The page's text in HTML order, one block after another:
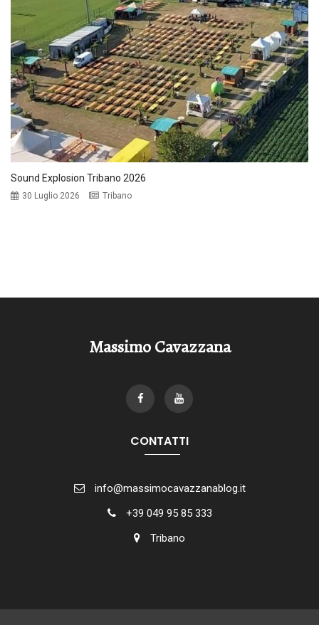
Sound Explosion Tribano 2026
30 Luglio 2026 Tribano
Massimo Cavazzana
CONTATTI
info@massimocavazzanablog.it
+39 049 95 85 333
Tribano